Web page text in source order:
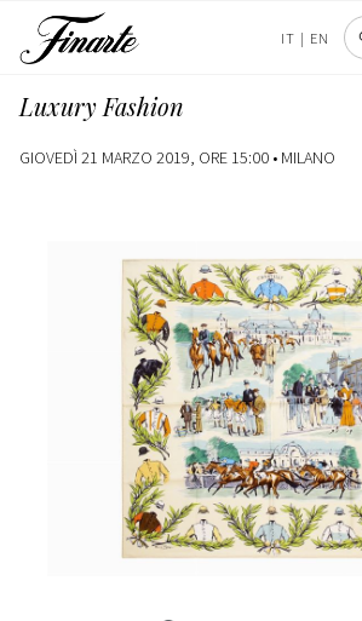
IT | EN
Luxury Fashion
GIOVEDÌ 21 MARZO 2019, ORE 15:00 • MILANO